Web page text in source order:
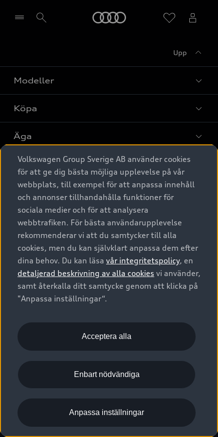
Upp
Modeller
Alla modeller
Elbilar
A6 modellerna
SUV
Avant
Audi Sport
Köpa
Privaterbjudanden
Privatleasing
Nya bilar i lager
Begagnade bilar i lager
Audi approved :plus - så gott som nya
Finansiering
Audi exclusive
Provkörning
Äga
Service & tillbehör
Audi digital services
Originaltillbehör - köp online
Garantier
Försäkring
Digitala manualer för din Audi
Audi Collection – livsstilsartiklar
Vanliga frågor
2G/3G nätet stängs ned - Hur påverkas min bil av detta?
Tjänstebil
Tjänstebil
Business lease online
Företagsleasing
Om Audi Sverige
Kontakta oss
Audi Återförsäljare/-serviceverkstad
myAudi
Pressmeddelanden
Nyhetsbrev
Vårt hållbarhetsarbete
Lediga tjänster huvudkontor
Lediga tjänster hos Audi Återförsäljare
Kommentar till mediauppgifter om dataläcka
© 2026 AUDI SVERIGE. All Rights Reserved.
Utgivare Juridiskt
Juridiskt Audi AG
Juridiskt Audi Digital Giveaway
Anpassa inställningar för cookies
Visselblåsarkanaler
Volkswagen Group Sverige AB använder cookies
för att ge dig bästa möjliga upplevelse på vår
webbplats, till exempel för att anpassa innehåll
och annonser tillhandahålla funktioner för
sociala medier och för att analysera
webbtrafiken. För bästa användarupplevelse
rekommenderar vi att du samtycker till alla
cookies, men du kan självklart anpassa dem efter
dina behov. Du kan läsa vår integritetspolicy, en
detaljerad beskrivning av alla cookies vi använder,
samt återkalla ditt samtycke genom att klicka på
"Anpassa inställningar“.
Acceptera alla
Enbart nödvändiga
Anpassa inställningar